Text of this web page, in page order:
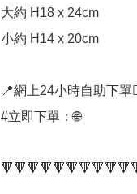
大約 H18 x 24cm
小約 H14 x 20cm
📍網上24小時自助下單
#立即下單：🌐